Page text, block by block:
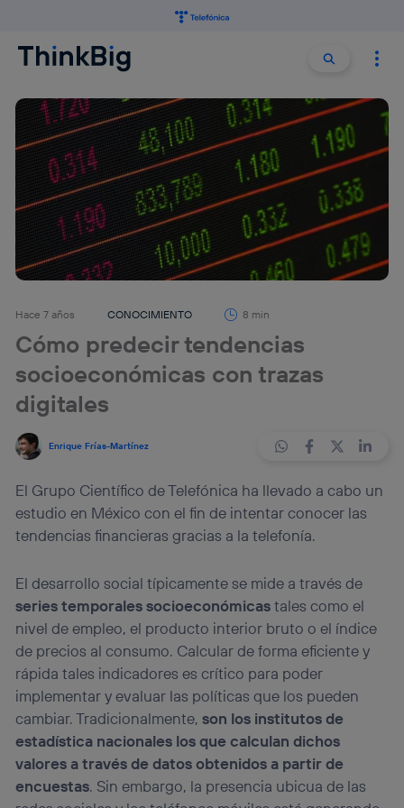
Buscar
Hace 7 años CONOCIMIENTO 8 min
Cómo predecir tendencias
socioeconómicas con trazas
digitales
Enrique Frías-Martínez
El Grupo Científico de Telefónica ha llevado a cabo un
estudio en México con el fin de intentar conocer las
tendencias financieras gracias a la telefonía.
El desarrollo social típicamente se mide a través de
series temporales socioeconómicastales como el
nivel de empleo, el producto interior bruto o el índice
de precios al consumo. Calcular de forma eficiente y
rápida tales indicadores es crítico para poder
implementar y evaluar las políticas que los pueden
cambiar. Tradicionalmente,son los institutos de
estadística nacionales los que calculan dichos
valores a través de datos obtenidos a partir de
encuestas. Sin embargo, la presencia ubicua de las